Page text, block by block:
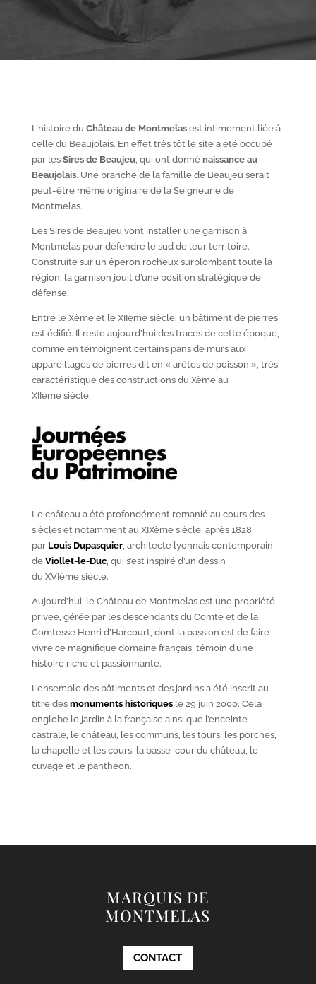
L’histoire duChâteau de Montmelasest intimement liée à
celle du Beaujolais. En effet très tôt le site a été occupé
par les Sires de Beaujeu, qui ont donné naissance au
Beaujolais. Une branche de la famille de Beaujeu serait
peut-être même originaire de la Seigneurie de
Montmelas.
Les Sires de Beaujeu vont installer une garnison à
Montmelas pour défendre le sud de leur territoire.
Construite sur un éperon rocheux surplombant toute la
région, la garnison jouit d’une position stratégique de
défense.
Entre le Xèmeet le XIIèmesiècle, un bâtiment de pierres
est édifié. Il reste aujourd’hui des traces de cette époque,
comme en témoignent certains pans de murs aux
appareillages de pierres dit en « arêtes de poisson », très
caractéristique des constructions du Xèmeau
XIIèmesiècle.
Le château a été profondément remanié au cours des
siècles et notamment au XIXèmesiècle, après 1828,
par Louis Dupasquier, architecte lyonnais contemporain
de Viollet-le-Duc, qui s’est inspiré d’un dessin
du XVIèmesiècle.
Aujourd’hui, le Château de Montmelas est une propriété
privée, gérée par les descendants du Comte et de la
Comtesse Henri d’Harcourt, dont la passion est de faire
vivre ce magnifique domaine français, témoin d’une
histoire riche et passionnante.
L’ensemble des bâtiments et des jardins a été inscrit au
titre des monuments historiquesle 29 juin 2000. Cela
englobe le jardin à la française ainsi que l’enceinte
castrale, le château, les communs, les tours, les porches,
la chapelle et les cours, la basse-cour du château, le
cuvage et le panthéon.
MARQUIS DE
MONTMELAS
CONTACT